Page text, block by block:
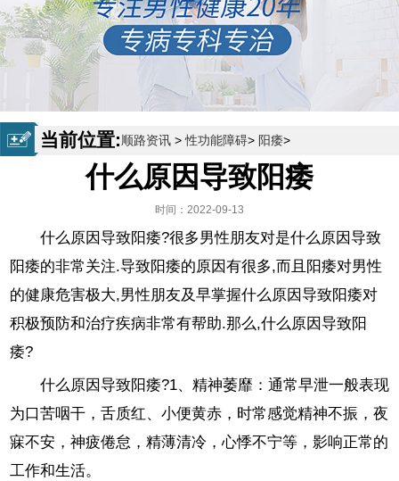
当前位置:顺路资讯 >性功能障碍> 阳痿>
什么原因导致阳痿
时间：2022-09-13
什么原因导致阳痿?很多男性朋友对是什么原因导致
阳痿的非常关注.导致阳痿的原因有很多,而且阳痿对男性
的健康危害极大,男性朋友及早掌握什么原因导致阳痿对
积极预防和治疗疾病非常有帮助.那么,什么原因导致阳
痿?
什么原因导致阳痿?1、精神萎靡：通常早泄一般表现
为口苦咽干，舌质红、小便黄赤，时常感觉精神不振，夜
寐不安，神疲倦怠，精薄清冷，心悸不宁等，影响正常的
工作和生活。